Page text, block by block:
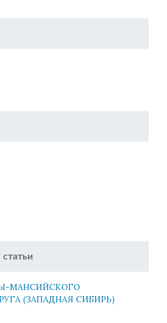
МАНСИЙСКОГО
(ЗАПАДНАЯ СИБИРЬ)